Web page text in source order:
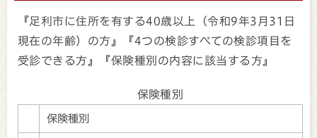
『足利市に住所を有する40歳以上（令和9年3月31日
現在の年齢）の方』『4つの検診すべての検診項目を
受診できる方』『保険種別の内容に該当する方』
保険種別
保険種別